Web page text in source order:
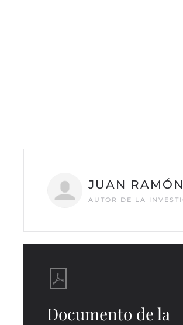
JUAN
AUTOR DE LA
Documento de la